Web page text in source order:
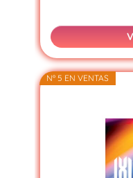
Nº 5 EN VENTAS